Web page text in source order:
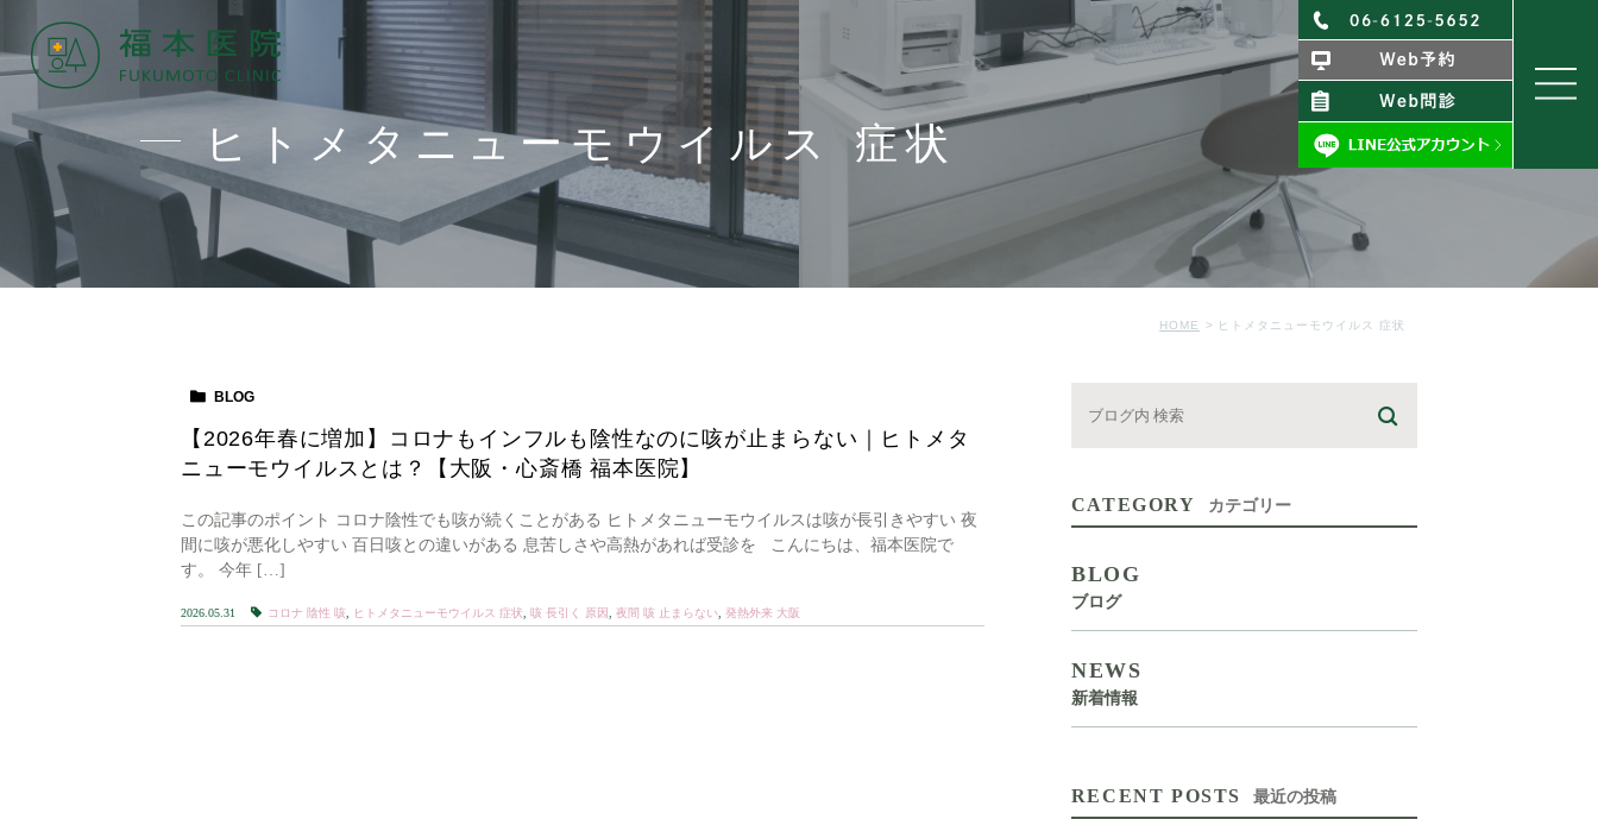
ヒトメタニューモウイルス 症状
HOME ヒトメタニューモウイルス 症状
BLOG
【2026年春に増加】コロナもインフルも陰性なのに咳が止まらない｜ヒトメタ
ニューモウイルスとは？【大阪・心斎橋 福本医院】
この記事のポイント コロナ陰性でも咳が続くことがある ヒトメタニューモウイルスは咳が長引きやすい 夜
間に咳が悪化しやすい 百日咳との違いがある 息苦しさや高熱があれば受診を こんにちは、福本医院で
す。 今年 […]
2026.05.31 コロナ 陰性 咳 ヒトメタニューモウイルス 症状 咳 長引く 原因 夜間 咳 止まらない 発熱外来 大阪
CATEGORY カテゴリー
BLOG
ブログ
NEWS
新着情報
RECENT POSTS 最近の投稿